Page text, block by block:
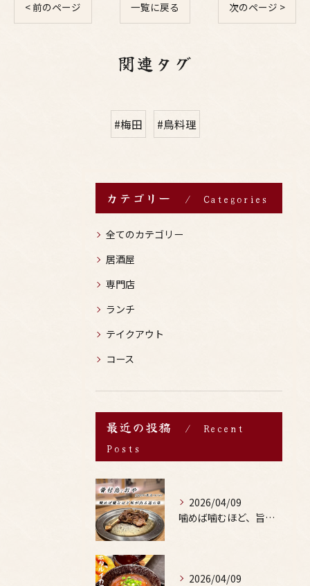
< 前のページ 一覧に戻る 次のページ >
関連タグ
#梅田 #鳥料理
カテゴリー Categories
全てのカテゴリー
居酒屋
専門店
ランチ
テイクアウト
コース
最近の投稿
Recent
Posts
2026/04/09
噛めば噛むほど、旨みがあふれる。
2026/04/09